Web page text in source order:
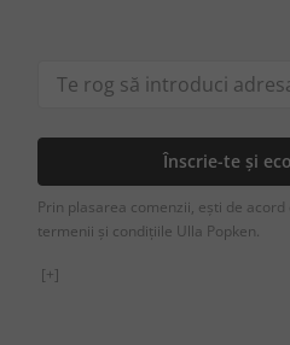
Înscrie-te și
Prin plasarea comenzii, ești de
termenii și condițiile Ulla Popken.
[+]